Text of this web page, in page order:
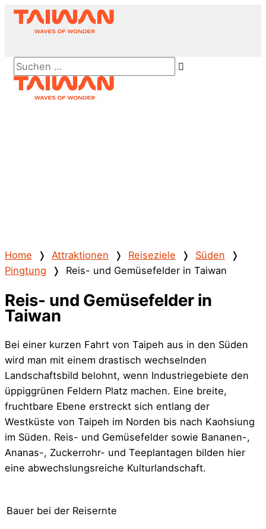
Zum
Inhalt
Above
Header
Suchen …
Home ❭ Attraktionen ❭ Reiseziele ❭ Süden ❭
Pingtung ❭ Reis- und Gemüsefelder in Taiwan
Reis- und Gemüsefelder in
Taiwan
Bei einer kurzen Fahrt von Taipeh aus in den Süden
wird man mit einem drastisch wechselnden
Landschaftsbild belohnt, wenn Industriegebiete den
üppiggrünen Feldern Platz machen. Eine breite,
fruchtbare Ebene erstreckt sich entlang der
Westküste von Taipeh im Norden bis nach Kaohsiung
im Süden. Reis- und Gemüsefelder sowie Bananen-,
Ananas-, Zuckerrohr- und Teeplantagen bilden hier
eine abwechslungsreiche Kulturlandschaft.
Bauer bei der Reisernte